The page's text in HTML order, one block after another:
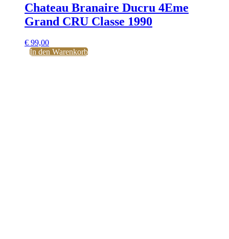
Chateau Branaire Ducru 4Eme
Grand CRU Classe 1990
€ 99,00
In den Warenkorb